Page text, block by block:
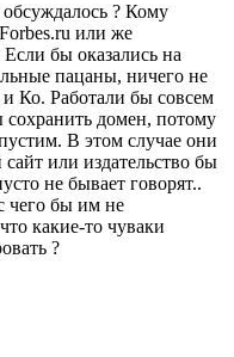
? Кому
или же
бы оказались на
пацаны, ничего не
и Ко. Работали бы совсем
сохранить домен, потому
В этом случае они
или издательство бы
не бывает говорят..
чего бы им не
какие-то чуваки
?